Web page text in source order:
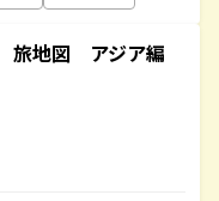
旅地図 アジア編